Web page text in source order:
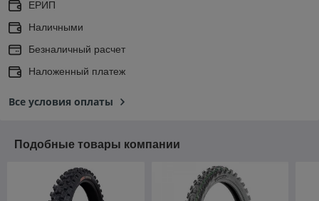
ЕРИП
Наличными
Безналичный расчет
Наложенный платеж
Все условия оплаты
Подобные товары компании